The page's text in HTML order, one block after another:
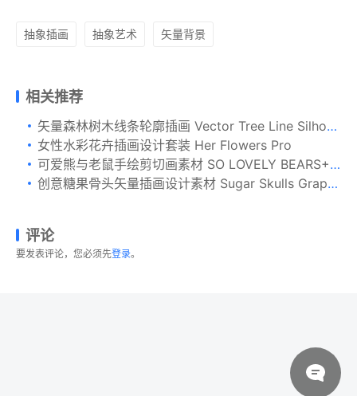
抽象插画 抽象艺术 矢量背景
相关推荐
矢量森林树木线条轮廓插画 Vector Tree Line Silhouettes
女性水彩花卉插画设计套装 Her Flowers Pro
可爱熊与老鼠手绘剪切画素材 SO LOVELY BEARS+ 1 MOUSE :)
创意糖果骨头矢量插画设计素材 Sugar Skulls Graphics
评论
要发表评论，您必须先登录。